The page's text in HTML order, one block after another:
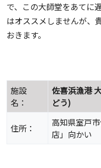
で、この大師堂をあてに
はオススメしませんが、
おきます。
施設
名：
佐喜浜漁港
どう)
住所：
高知県室戸
店」向かい